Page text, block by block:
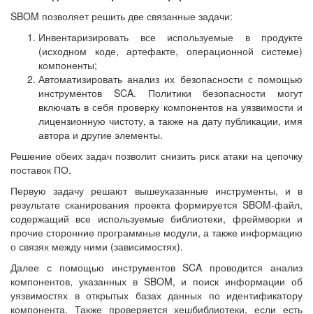
SBOM позволяет решить две связанные задачи:
Инвентаризировать все используемые в продукте
(исходном коде, артефакте, операционной системе)
компоненты;
Автоматизировать анализ их безопасности с помощью
инструментов SCA. Политики безопасности могут
включать в себя проверку компонентов на уязвимости и
лицензионную чистоту, а также на дату публикации, имя
автора и другие элементы.
Решение обеих задач позволит снизить риск атаки на цепочку
поставок ПО.
Первую задачу решают вышеуказанные инструменты, и в
результате сканирования проекта формируется SBOM-файл,
содержащий все используемые библиотеки, фреймворки и
прочие сторонние программные модули, а также информацию
о связях между ними (зависимостях).
Далее с помощью инструментов SCA проводится анализ
компонентов, указанных в SBOM, и поиск информации об
уязвимостях в открытых базах данных по идентификатору
компонента. Также проверяется хешбиблиотеки, если есть